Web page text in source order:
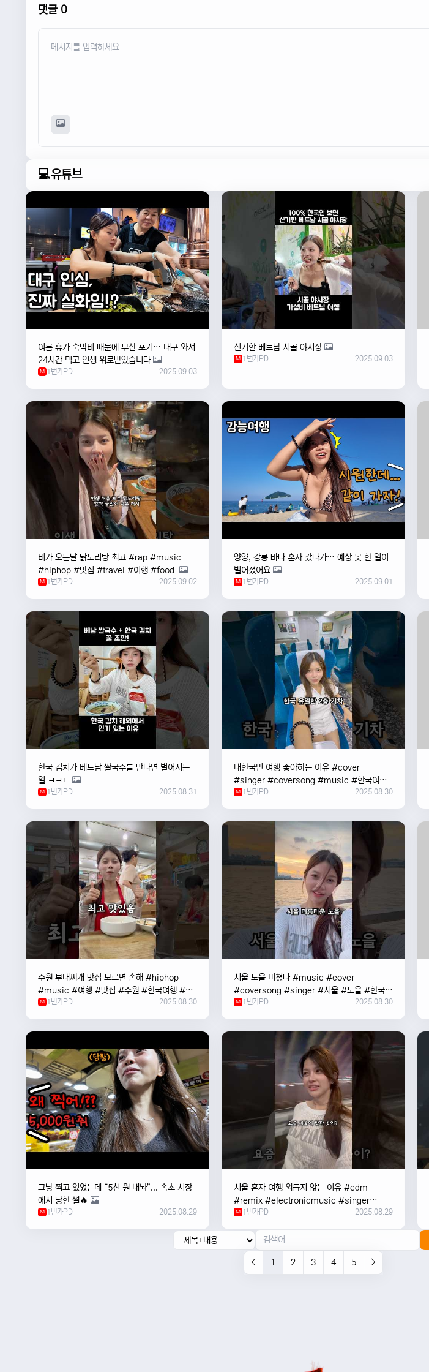
댓글 0
💻유튜브
여름 휴가 숙박비 때문에 부산 포기… 대구 와서
24시간 먹고 인생 위로받았습니다
M 1번가PD 2025.09.03
신기한 베트남 시골 야시장
M 1번가PD 2025.09.03
비가 오는날 ￼닭도리탕 최고 #rap #music
#hiphop #맛집 #travel #여행 #food ￼
M 1번가PD 2025.09.02
양양, 강릉 바다 혼자 갔다가… 예상 못 한 일이
벌어졌어요
M 1번가PD 2025.09.01
한국 김치가 베트남 쌀국수를 만나면 벌어지는
일 ㅋㅋㄷ
M 1번가PD 2025.08.31
대한국민 여행 좋아하는 이유 #cover
#singer #coversong #music #한국여행
#한국
M 1번가PD 2025.08.30
수원 부대찌개 맛집 모르면 손해 #hiphop
#music #여행 #맛집 #수원 #한국여행 #베
트남여자 #혼자여행
M 1번가PD 2025.08.30
서울 노을 미쳤다 #music #cover
#coversong #singer #서울 #노을 #한국
#한강
M 1번가PD 2025.08.30
그냥 찍고 있었는데 “5천 원 내놔”... 속초 시장
에서 당한 썰🔥
M 1번가PD 2025.08.29
서울 혼자 여행 외릅지 않는 이유 #edm
#remix #electronicmusic #singer
#newmusic #music #여행 #trending
M 1번가PD 2025.08.29
1 2 3 4 5